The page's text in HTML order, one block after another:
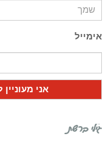
אימייל
גילי ברשת